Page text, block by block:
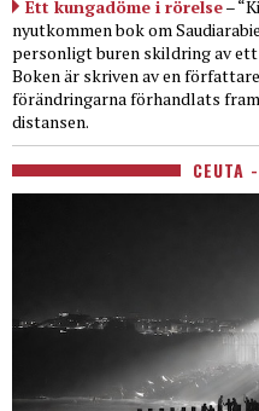
Ett kungadöme i rörelse–
nyutkommen bok om
personligt buren skildring av
Boken är skriven av en
förändringarna förhandlats
distansen.
CEUTA